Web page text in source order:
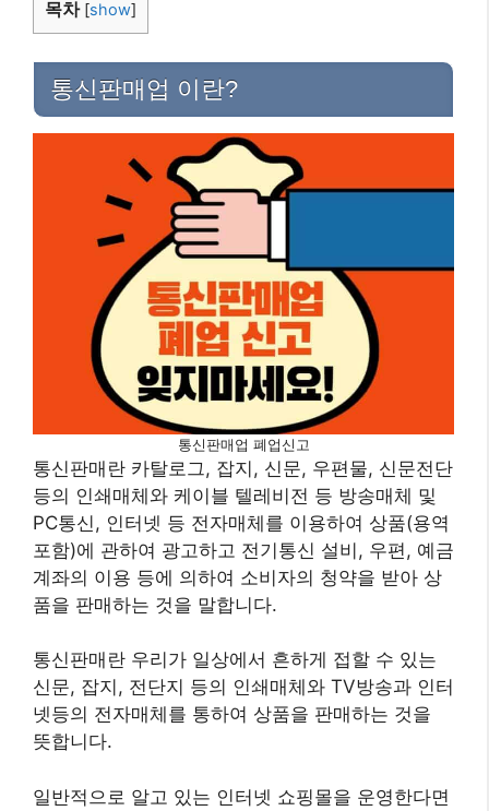
목차 [show]
통신판매업 이란?
통신판매업 폐업신고
통신판매란 카탈로그, 잡지, 신문, 우편물, 신문전단
등의 인쇄매체와 케이블 텔레비전 등 방송매체 및
PC통신, 인터넷 등 전자매체를 이용하여 상품(용역
포함)에 관하여 광고하고 전기통신 설비, 우편, 예금
계좌의 이용 등에 의하여 소비자의 청약을 받아 상
품을 판매하는 것을 말합니다.
통신판매란 우리가 일상에서 흔하게 접할 수 있는
신문, 잡지, 전단지 등의 인쇄매체와 TV방송과 인터
넷등의 전자매체를 통하여 상품을 판매하는 것을
뜻합니다.
일반적으로 알고 있는 인터넷 쇼핑몰을 운영한다면